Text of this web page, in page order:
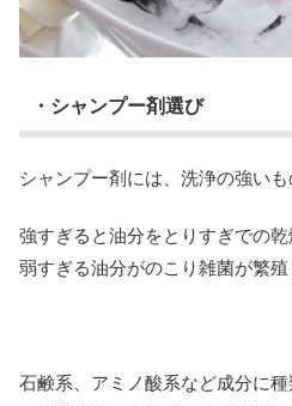
・シャンプー剤選び
シャンプー剤には、洗浄の強いも
強すぎると油分をとりすぎでの乾
弱すぎる油分がのこり雑菌が繁殖
石鹸系、アミノ酸系など成分に